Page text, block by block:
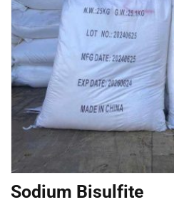
Sodium Bisulfite